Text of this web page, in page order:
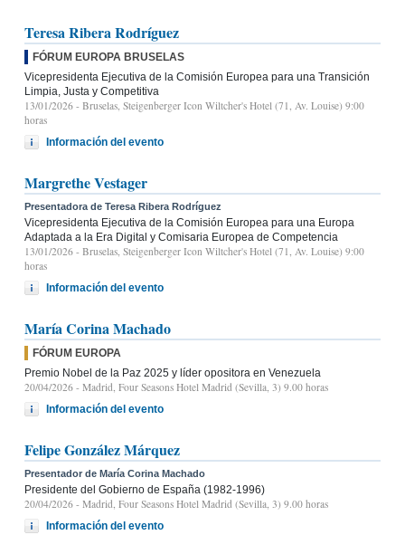
Teresa Ribera Rodríguez
FÓRUM EUROPA BRUSELAS
Vicepresidenta Ejecutiva de la Comisión Europea para una Transición
Limpia, Justa y Competitiva
13/01/2026 - Bruselas, Steigenberger Icon Wiltcher's Hotel (71, Av. Louise) 9:00
horas
Información del evento
Margrethe Vestager
Presentadora de Teresa Ribera Rodríguez
Vicepresidenta Ejecutiva de la Comisión Europea para una Europa
Adaptada a la Era Digital y Comisaria Europea de Competencia
13/01/2026 - Bruselas, Steigenberger Icon Wiltcher's Hotel (71, Av. Louise) 9:00
horas
Información del evento
María Corina Machado
FÓRUM EUROPA
Premio Nobel de la Paz 2025 y líder opositora en Venezuela
20/04/2026 - Madrid, Four Seasons Hotel Madrid (Sevilla, 3) 9.00 horas
Información del evento
Felipe González Márquez
Presentador de María Corina Machado
Presidente del Gobierno de España (1982-1996)
20/04/2026 - Madrid, Four Seasons Hotel Madrid (Sevilla, 3) 9.00 horas
Información del evento